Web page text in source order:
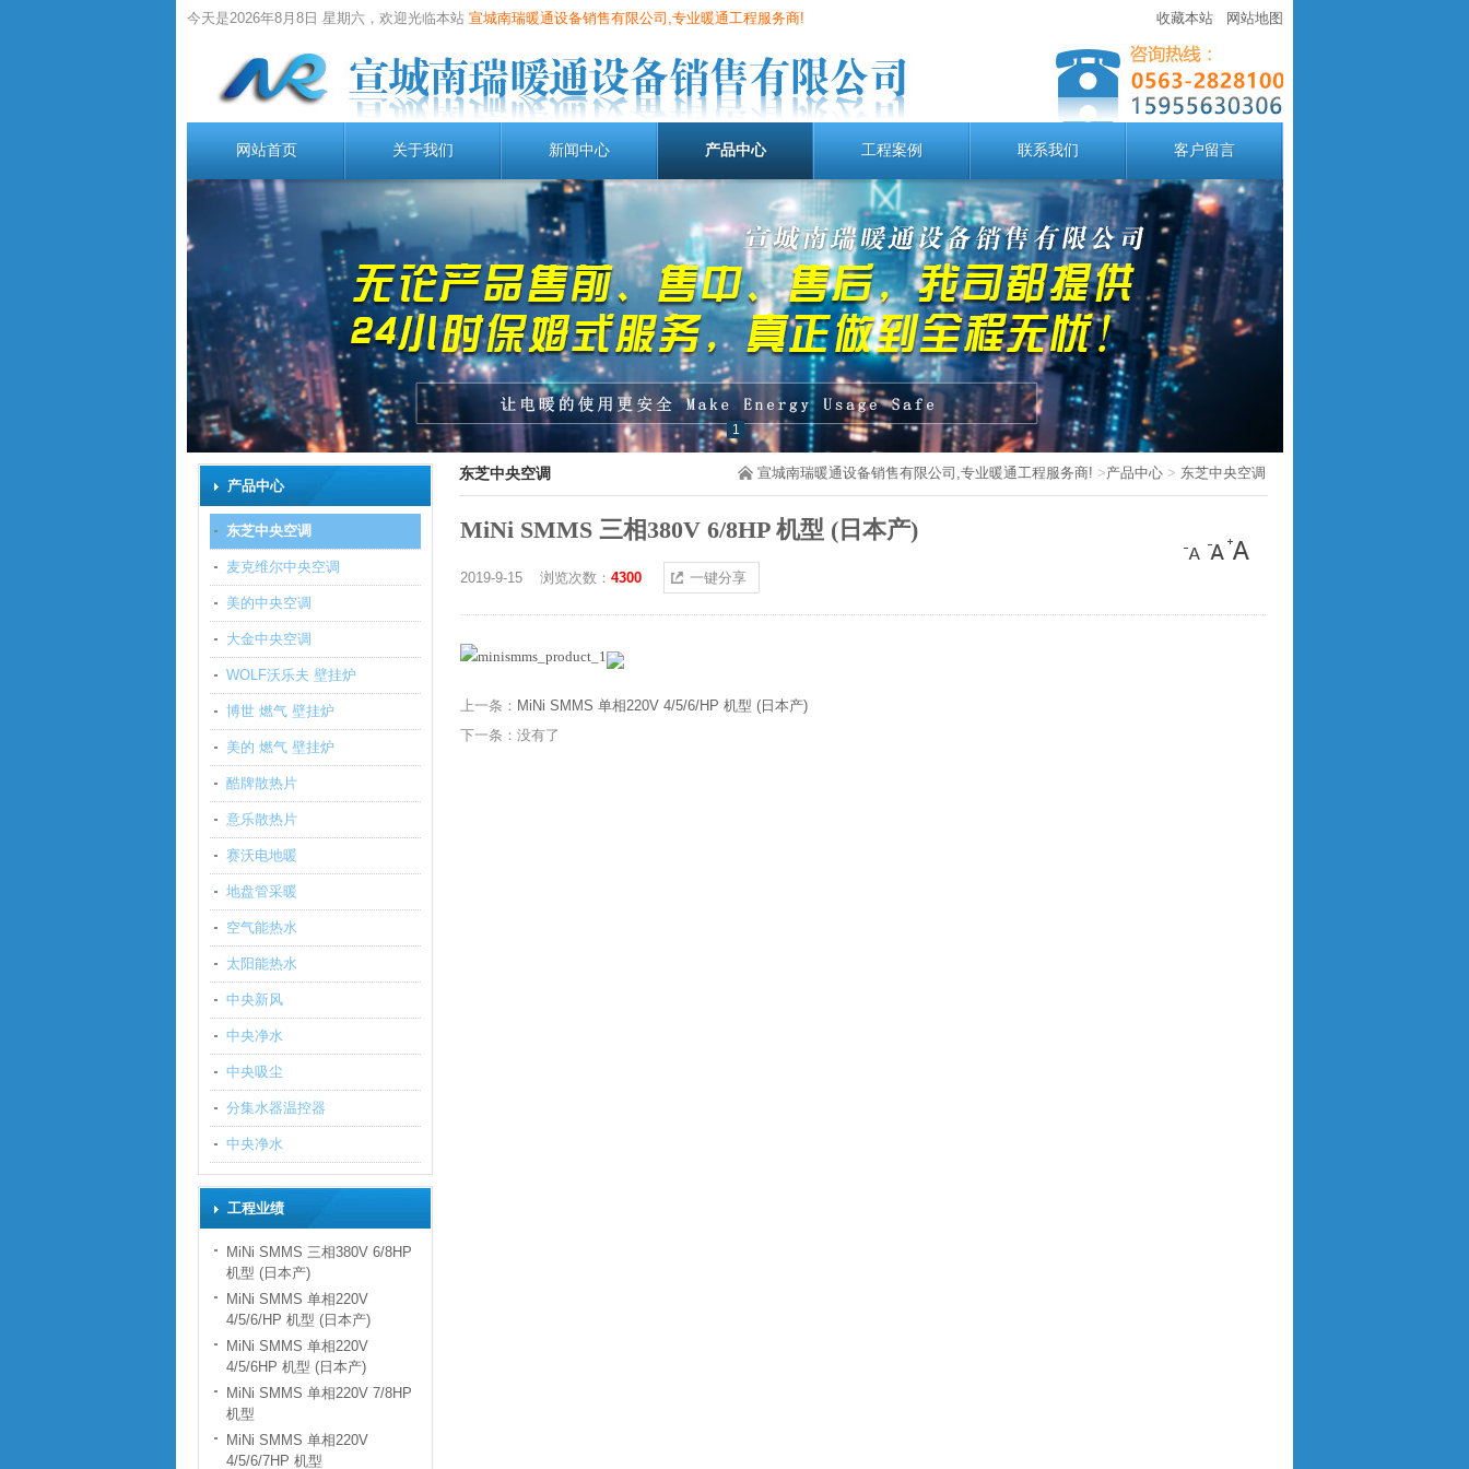
今天是2026年8月8日 星期六，欢迎光临本站 宣城南瑞暖通设备销售有限公司,专业暖通工程服务商! 收藏本站 网站地图
网站首页 关于我们 新闻中心 产品中心 工程案例 联系我们 客户留言
1
宣城南瑞暖通设备销售有限公司,专业暖通工程服务商! >产品中心> 东芝中央空调
产品中心
东芝中央空调
麦克维尔中央空调
美的中央空调
大金中央空调
WOLF沃乐夫 壁挂炉
博世 燃气 壁挂炉
美的 燃气 壁挂炉
酷牌散热片
意乐散热片
赛沃电地暖
地盘管采暖
空气能热水
太阳能热水
中央新风
中央净水
中央吸尘
分集水器温控器
中央净水
工程业绩
MiNi SMMS 三相380V 6/8HP
机型 (日本产)
MiNi SMMS 单相220V
4/5/6/HP 机型 (日本产)
MiNi SMMS 单相220V
4/5/6HP 机型 (日本产)
MiNi SMMS 单相220V 7/8HP
机型
MiNi SMMS 单相220V
4/5/6/7HP 机型
东芝中央空调
MiNi SMMS 三相380V 6/8HP 机型 (日本产)
2019-9-15 浏览次数：4300 一键分享
上一条： MiNi SMMS 单相220V 4/5/6/HP 机型 (日本产)
下一条：没有了